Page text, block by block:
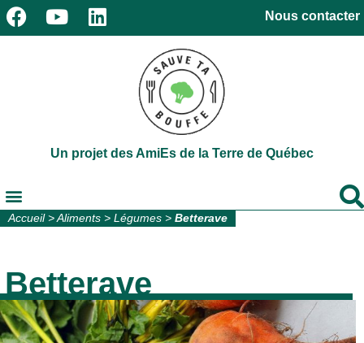
Nous contacter
Un projet des AmiEs de la Terre de Québec
Accueil> Aliments > Légumes > Betterave
Betterave